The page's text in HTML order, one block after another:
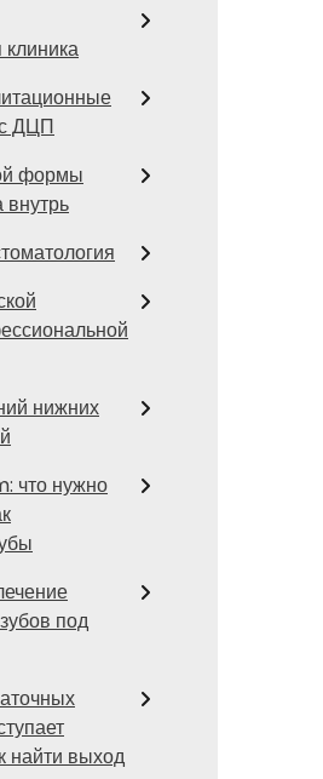
клиника
ДЦП
формы
нижних
что нужно
под
найти выход